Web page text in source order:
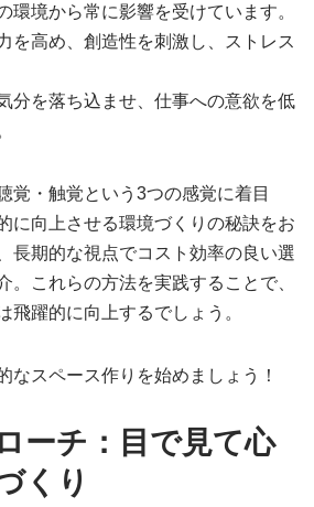
環境から常に影響を受けています。
を高め、創造性を刺激し、ストレス
分を落ち込ませ、仕事への意欲を低
覚・触覚という3つの感覚に着目
に向上させる環境づくりの秘訣をお
長期的な視点でコスト効率の良い選
。これらの方法を実践することで、
飛躍的に向上するでしょう。
なスペース作りを始めましょう！
ーチ：目で見て心
くり